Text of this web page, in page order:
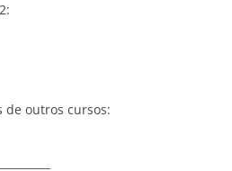
de outros cursos: